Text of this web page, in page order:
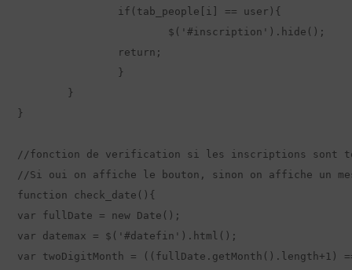
}
//fonction de verification si les inscriptions sont
//Si oui on affiche le bouton, sinon on affiche un
function check_date(){
var fullDate = new Date();
var datemax = $('#datefin').html();
var twoDigitMonth =